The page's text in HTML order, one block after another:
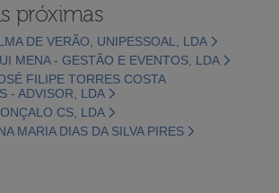
próximas
DE VERÃO, UNIPESSOAL, LDA
MENA - GESTÃO E EVENTOS, LDA
FILIPE TORRES COSTA
- ADVISOR, LDA
CS, LDA
MARIA DIAS DA SILVA PIRES